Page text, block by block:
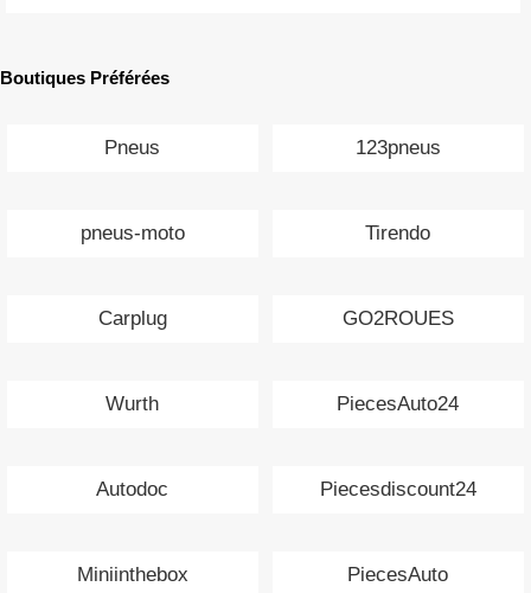
Boutiques Préférées
Pneus 123pneus
pneus-moto Tirendo
Carplug GO2ROUES
Wurth PiecesAuto24
Autodoc Piecesdiscount24
Miniinthebox PiecesAuto